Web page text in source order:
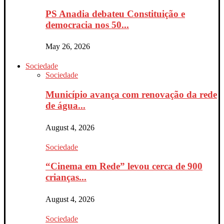
PS Anadia debateu Constituição e
democracia nos 50...
May 26, 2026
Sociedade
Sociedade
Município avança com renovação da rede
de água...
August 4, 2026
Sociedade
“Cinema em Rede” levou cerca de 900
crianças...
August 4, 2026
Sociedade